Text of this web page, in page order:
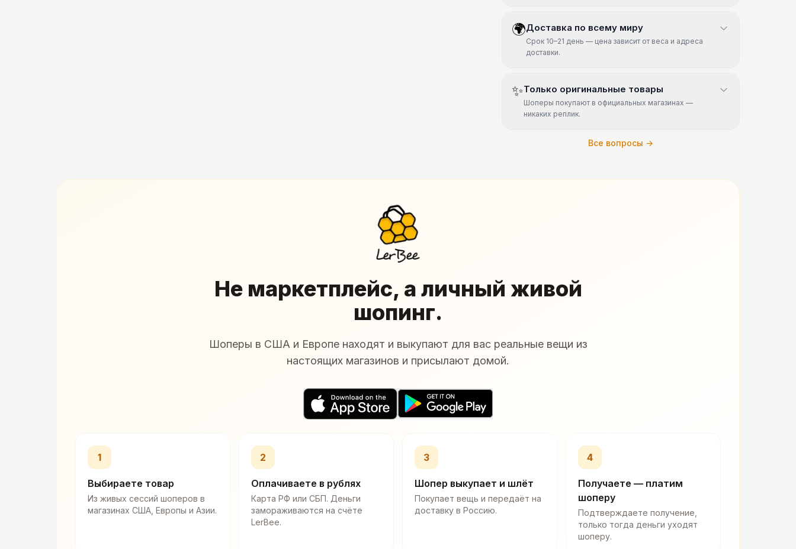
🌍Доставка по всему миру
Срок 10–21 день — цена зависит от веса и адреса
доставки.
✨Только оригинальные товары
Шоперы покупают в официальных магазинах —
никаких реплик.
Все вопросы →
Не маркетплейс, а личный живой
шопинг.
Шоперы в США и Европе находят и выкупают для вас реальные вещи из
настоящих магазинов и присылают домой.
1
Выбираете товар
Из живых сессий шоперов в
магазинах США, Европы и Азии.
2
Оплачиваете в рублях
Карта РФ или СБП. Деньги
замораживаются на счёте
LerBee.
3
Шопер выкупает и шлёт
Покупает вещь и передаёт на
доставку в Россию.
4
Получаете — платим
шоперу
Подтверждаете получение,
только тогда деньги уходят
шоперу.